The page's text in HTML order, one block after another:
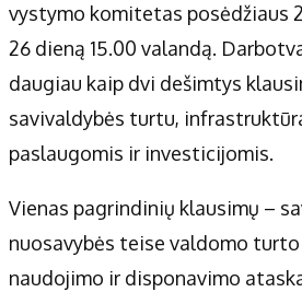
Redakcija
Apie mus
Autoriai
Kontaktai
Redakcijos politika
Receptai
vystymo komitetas posėdžiaus
26 dieną 15.00 valandą.
daugiau kaip dvi dešimtys
savivaldybės turtu,
paslaugomis ir investicijomis.
Vienas pagrindinių klausimų –
nuosavybės teise valdomo turto
naudojimo ir disponavimo